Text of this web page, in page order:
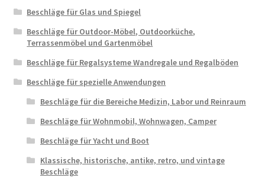
Beschläge für Glas und Spiegel
Beschläge für Outdoor-Möbel, Outdoorküche,
Terrassenmöbel und Gartenmöbel
Beschläge für Regalsysteme Wandregale und Regalböden
Beschläge für spezielle Anwendungen
Beschläge für die Bereiche Medizin, Labor und Reinraum
Beschläge für Wohnmobil, Wohnwagen, Camper
Beschläge für Yacht und Boot
Klassische, historische, antike, retro, und vintage
Beschläge